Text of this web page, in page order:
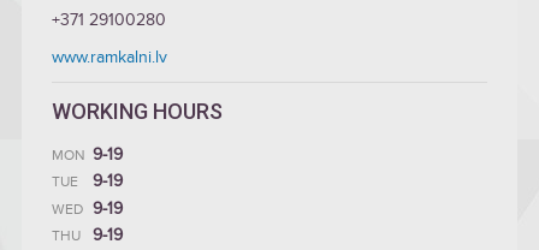
+371 29100280
www.ramkalni.lv
WORKING HOURS
MON 9-19
TUE 9-19
WED 9-19
THU 9-19